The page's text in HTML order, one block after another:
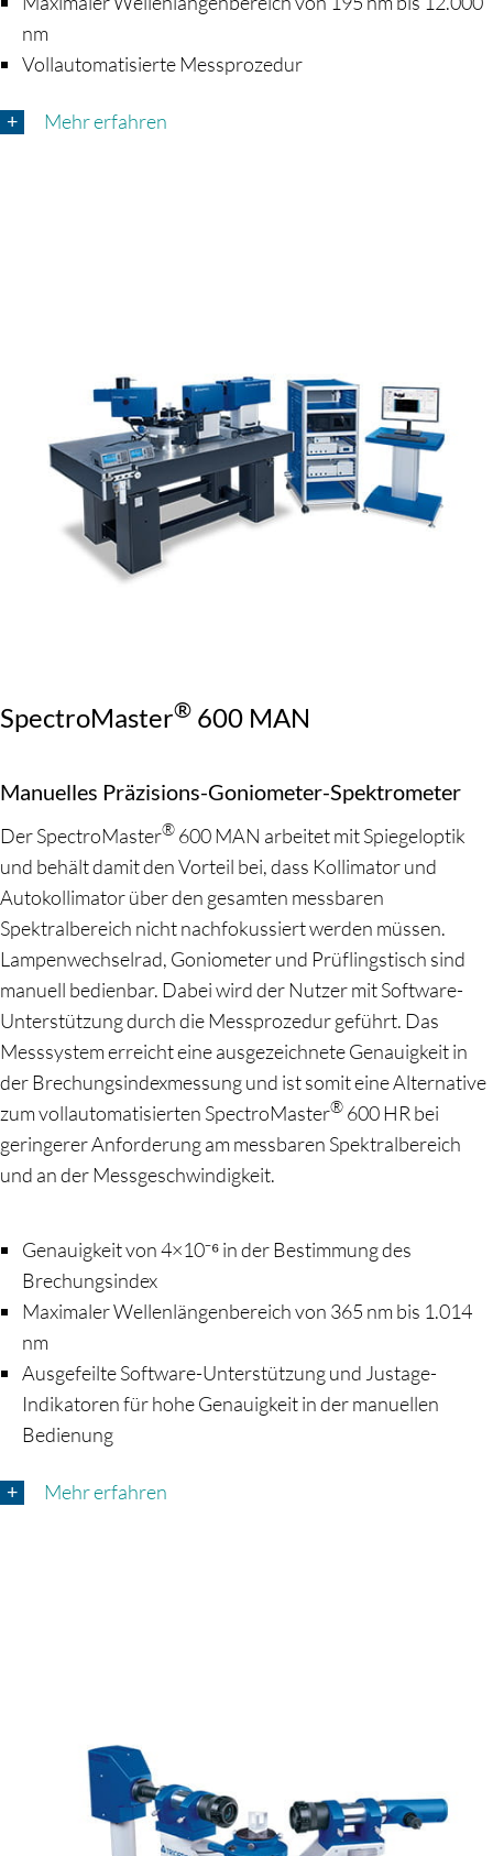
nm
Vollautomatisierte Messprozedur
Mehr erfahren
SpectroMaster® 600 MAN
Manuelles Präzisions-Goniometer-Spektrometer
Der SpectroMaster® 600 MAN arbeitet mit Spiegeloptik
und behält damit den Vorteil bei, dass Kollimator und
Autokollimator über den gesamten messbaren
Spektralbereich nicht nachfokussiert werden müssen.
Lampenwechselrad, Goniometer und Prüflingstisch sind
manuell bedienbar. Dabei wird der Nutzer mit Software-
Unterstützung durch die Messprozedur geführt. Das
Messsystem erreicht eine ausgezeichnete Genauigkeit in
der Brechungsindexmessung und ist somit eine Alternative
zum vollautomatisierten SpectroMaster® 600 HR bei
geringerer Anforderung am messbaren Spektralbereich
und an der Messgeschwindigkeit.
Genauigkeit von 4×10⁻⁶ in der Bestimmung des
Brechungsindex
Maximaler Wellenlängenbereich von 365 nm bis 1.014
nm
Ausgefeilte Software-Unterstützung und Justage-
Indikatoren für hohe Genauigkeit in der manuellen
Bedienung
Mehr erfahren